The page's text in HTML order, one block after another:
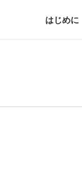
はじめに